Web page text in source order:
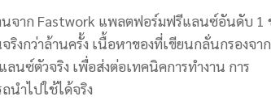
จาก Fastwork แพลตฟอร์มฟรีแลนซ์อันดับ 1
ริงกว่าล้านครั้ง เนื้อหาของที่เขียนกลั่นกรองจาก
นซ์ตัวจริง เพื่อส่งต่อเทคนิคการทำงาน การ
นำไปใช้ได้จริง